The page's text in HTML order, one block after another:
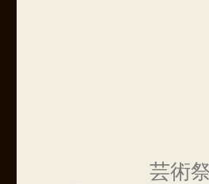
芸術